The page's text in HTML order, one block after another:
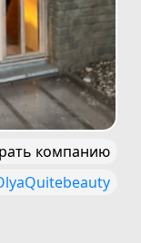
компанию